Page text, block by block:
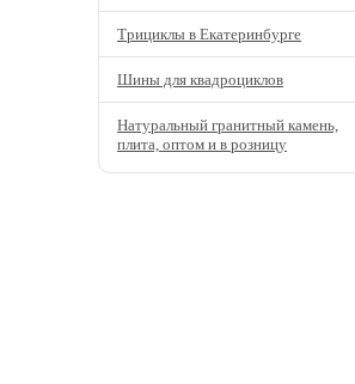
Трициклы в Екатеринбурге
Шины для квадроциклов
Натуральный гранитный камень,
плита, оптом и в розницу